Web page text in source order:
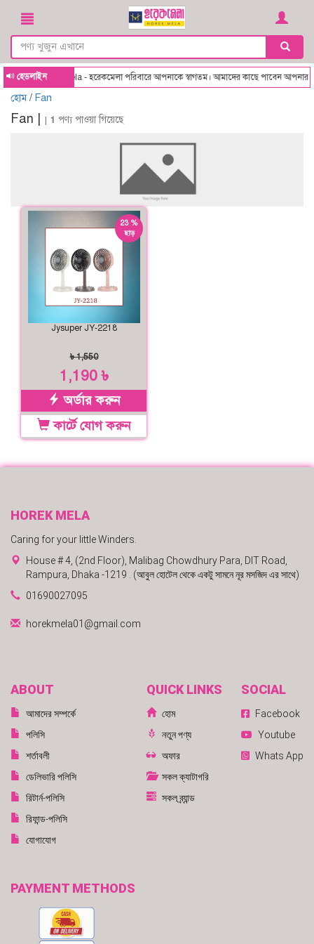
হেডলাইনHorekmela - হরেকমেলা পরিবারে আপনাকে স্বাগতম। আমাদের কাছে পাবেন আপনার
হোম/ Fan
Fan | | 1 পণ্য পাওয়া গিয়েছে
23 %
ছাড়
Jysuper JY-2218
৳ 1,550
1,190 ৳
অর্ডার করুন
কার্টে যোগ করুন
HOREK MELA
Caring for your little Winders.
House # 4, (2nd Floor), Malibag Chowdhury Para, DIT Road,
Rampura, Dhaka -1219 . (আবুল হোটেল থেকে একটু সামনে নূর মসজিদ এর সাথে)
01690027095
horekmela01@gmail.com
ABOUT
আমাদের সম্পর্কে
পলিসি
শর্তাবলী
ডেলিভারি পলিসি
রিটার্ন-পলিসি
রিফান্ড-পলিসি
যোগাযোগ
QUICK LINKS
হোম
নতুন পণ্য
অফার
সকল ক্যাটাগরি
সকল ব্র্যান্ড
SOCIAL
Facebook
Youtube
Whats App
PAYMENT METHODS